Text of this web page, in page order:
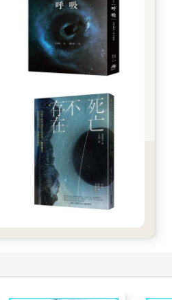
36隻。爺爺又問鹿晗：「那你看牠
數了數，雞腳、兔腳一共100隻。請
少隻呢？
分 解答：頁
一瓶70g的藥粉中取出5g來做實
一架天平和一隻20g的砝碼。你知道
文具多少錢
分 解答：頁
老師推薦了鉛筆、鋼筆、橡皮擦
筆和1枝鋼筆再加上一塊橡皮擦是
具都買一種加在一起要多少錢？